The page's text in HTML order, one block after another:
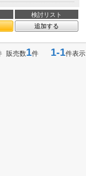
検討リスト
追加する
販売数1件 1-1件表示